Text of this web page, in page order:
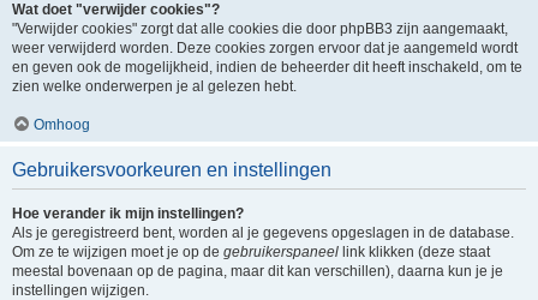
Wat doet "verwijder cookies"?
"Verwijder cookies" zorgt dat alle cookies die door phpBB3 zijn aangemaakt,
weer verwijderd worden. Deze cookies zorgen ervoor dat je aangemeld wordt
en geven ook de mogelijkheid, indien de beheerder dit heeft inschakeld, om te
zien welke onderwerpen je al gelezen hebt.
Omhoog
Gebruikersvoorkeuren en instellingen
Hoe verander ik mijn instellingen?
Als je geregistreerd bent, worden al je gegevens opgeslagen in de database.
Om ze te wijzigen moet je op de gebruikerspaneel link klikken (deze staat
meestal bovenaan op de pagina, maar dit kan verschillen), daarna kun je je
instellingen wijzigen.